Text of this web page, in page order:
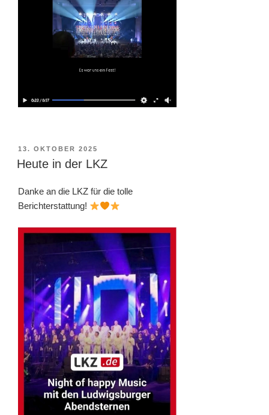
VERÖFFENTLICHT
AM
13. OKTOBER 2025
Heute in der LKZ
Danke an die LKZ für die tolle
Berichterstattung!